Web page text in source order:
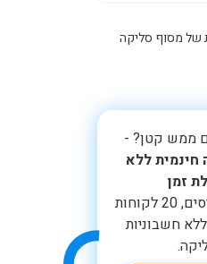
של מסוף סליקה
ממש קטן? -
חינמית ללא
זמן
הכוללת 2 קורסים, 20 לקוחות
חשבוניות